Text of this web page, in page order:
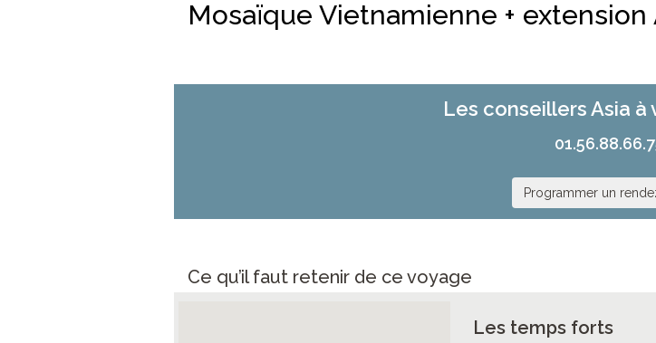
Mosaïque Vietnamienne +
Les conseillers Asia
Programmer un
Ce qu’il faut retenir de ce voyage
Les temps forts